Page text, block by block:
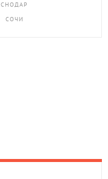
СОЧИ